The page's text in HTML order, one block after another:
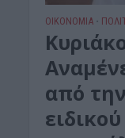
ΟΙΚΟΝΟΜΙΑ •
από